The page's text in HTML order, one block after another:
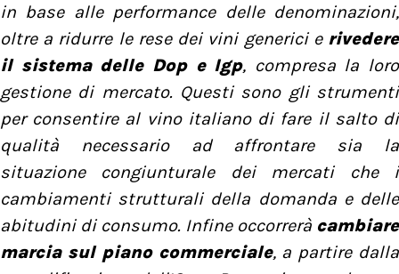
in base alle performance delle denominazioni,
oltre a ridurre le rese dei vini generici erivedere
il sistema delle Dop e Igp, compresa la loro
gestione di mercato. Questi sono gli strumenti
per consentire al vino italiano di fare il salto di
qualità necessario ad affrontare sia la
situazione congiunturale dei mercati che i
cambiamenti strutturali della domanda e delle
abitudini di consumo. Infine occorrerà cambiare
marcia sul piano commerciale, a partire dalla